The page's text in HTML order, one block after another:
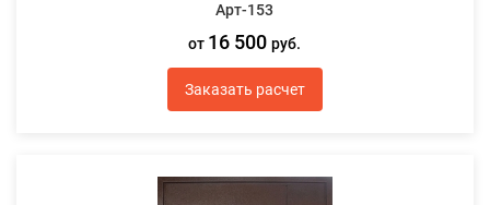
Арт-153
от 16 500руб.
Заказать расчет